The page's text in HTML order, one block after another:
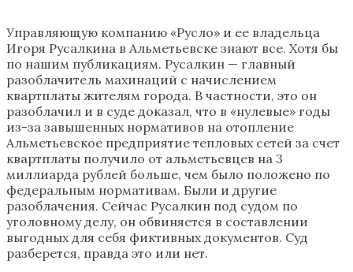
Управляющую компанию «Русло» и ее владельца
Игоря Русалкина в Альметьевске знают все. Хотя бы
по нашим публикациям. Русалкин — главный
разоблачитель махинаций с начислением
квартплаты жителям города. В частности, это он
разоблачил и в суде доказал, что в «нулевые» годы
из-за завышенных нормативов на отопление
Альметьевское предприятие тепловых сетей за счет
квартплаты получило от альметьевцев на 3
миллиарда рублей больше, чем было положено по
федеральным нормативам. Были и другие
разоблачения. Сейчас Русалкин под судом по
уголовному делу, он обвиняется в составлении
выгодных для себя фиктивных документов. Суд
разберется, правда это или нет.